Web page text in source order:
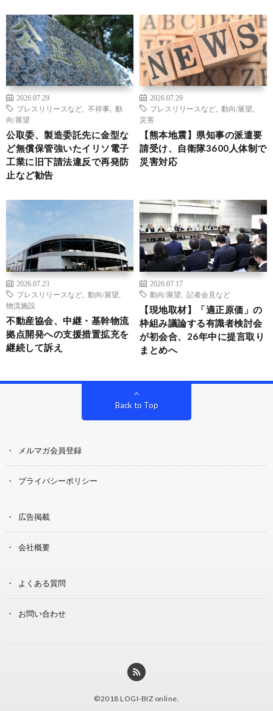
2026.07.29
プレスリリースなど
不祥事
動
向/展望
公取委、製造委託先に金型な
ど無償保管強いたイリソ電子
工業に旧下請法違反で再発防
止など勧告
2026.07.29
プレスリリースなど
動向/展望
災害
【熊本地震】県知事の派遣要
請受け、自衛隊3600人体制で
災害対応
2026.07.23
プレスリリースなど
動向/展望
物流施設
不動産協会、中継・基幹物流
拠点開発への支援措置拡充を
継続して訴え
2026.07.17
動向/展望
記者会見など
【現地取材】「適正原価」の
枠組み議論する有識者検討会
が初会合、26年中に提言取り
まとめへ
Back to Top
メルマガ会員登録
プライバシーポリシー
広告掲載
会社概要
よくある質問
お問い合わせ
©2018 LOGI-BIZ online